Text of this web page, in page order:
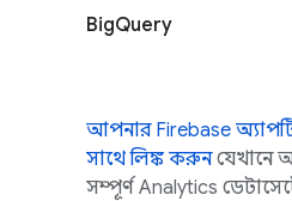
BigQuery
আপনার Firebase
সাথে লিঙ্ক করুনযেখানে
সম্পূর্ণ Analytics